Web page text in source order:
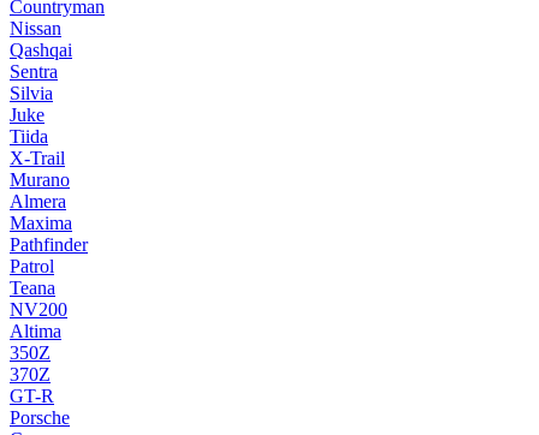
Countryman
Nissan
Qashqai
Sentra
Silvia
Juke
Tiida
X-Trail
Murano
Almera
Maxima
Pathfinder
Patrol
Teana
NV200
Altima
350Z
370Z
GT-R
Porsche